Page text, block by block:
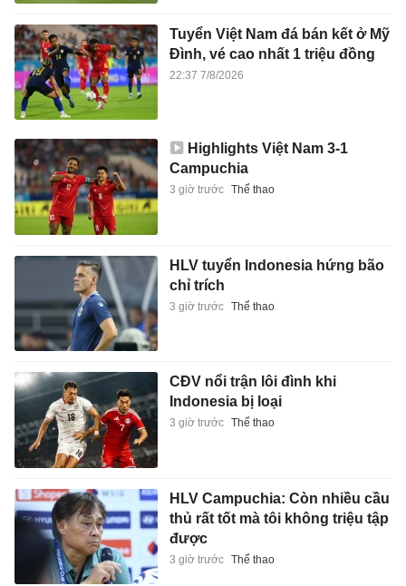
Tuyển Việt Nam đá bán kết ở Mỹ
Đình, vé cao nhất 1 triệu đồng
22:37 7/8/2026
Highlights Việt Nam 3-1
Campuchia
3 giờ trước Thể thao
HLV tuyển Indonesia hứng bão
chỉ trích
3 giờ trước Thể thao
CĐV nổi trận lôi đình khi
Indonesia bị loại
3 giờ trước Thể thao
HLV Campuchia: Còn nhiều cầu
thủ rất tốt mà tôi không triệu tập
được
3 giờ trước Thể thao